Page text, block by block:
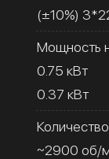
(±10%)
Мощность
0.75 кВт
0.37 кВт
~2900 об/